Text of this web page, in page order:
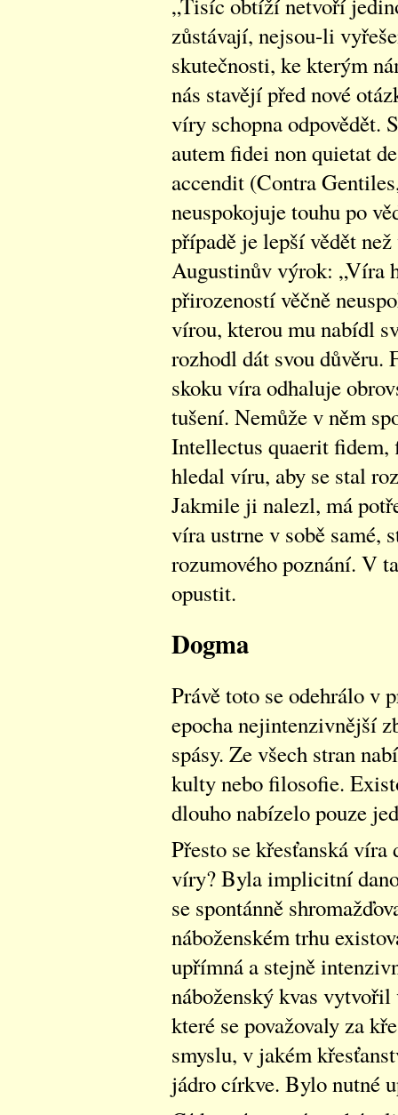
zůstávají, nejsou-li
skutečnosti, ke kterým
nás stavějí před nové
víry schopna odpovědět.
autem fidei non quietat
accendit (Contra
neuspokojuje touhu po
případě je lepší vědět
Augustinův výrok: „Víra
přirozeností věčně
vírou, kterou mu nabídl
rozhodl dát svou důvěru.
skoku víra odhaluje
tušení. Nemůže v něm
Intellectus quaerit
hledal víru, aby se stal
Jakmile ji nalezl, má
víra ustrne v sobě samé,
rozumového poznání. V
opustit.
Dogma
Právě toto se odehrálo v
epocha nejintenzivnější
spásy. Ze všech stran
kulty nebo filosofie.
dlouho nabízelo pouze
Přesto se křesťanská
víry? Byla implicitní
se spontánně
náboženském trhu
upřímná a stejně
náboženský kvas
které se považovaly za
smyslu, v jakém
jádro církve. Bylo nutné